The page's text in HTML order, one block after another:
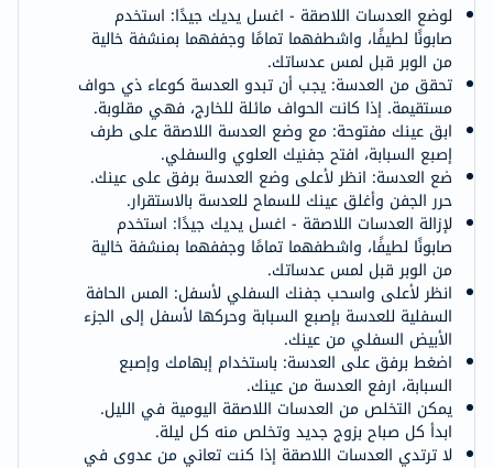
لوضع العدسات اللاصقة - اغسل يديك جيدًا: استخدم
صابونًا لطيفًا، واشطفهما تمامًا وجففهما بمنشفة خالية
من الوبر قبل لمس عدساتك.
تحقق من العدسة: يجب أن تبدو العدسة كوعاء ذي حواف
مستقيمة. إذا كانت الحواف مائلة للخارج، فهي مقلوبة.
ابق عينك مفتوحة: مع وضع العدسة اللاصقة على طرف
إصبع السبابة، افتح جفنيك العلوي والسفلي.
ضع العدسة: انظر لأعلى وضع العدسة برفق على عينك.
حرر الجفن وأغلق عينك للسماح للعدسة بالاستقرار.
لإزالة العدسات اللاصقة - اغسل يديك جيدًا: استخدم
صابونًا لطيفًا، واشطفهما تمامًا وجففهما بمنشفة خالية
من الوبر قبل لمس عدساتك.
انظر لأعلى واسحب جفنك السفلي لأسفل: المس الحافة
السفلية للعدسة بإصبع السبابة وحركها لأسفل إلى الجزء
الأبيض السفلي من عينك.
اضغط برفق على العدسة: باستخدام إبهامك وإصبع
السبابة، ارفع العدسة من عينك.
يمكن التخلص من العدسات اللاصقة اليومية في الليل.
ابدأ كل صباح بزوج جديد وتخلص منه كل ليلة.
لا ترتدي العدسات اللاصقة إذا كنت تعاني من عدوى في